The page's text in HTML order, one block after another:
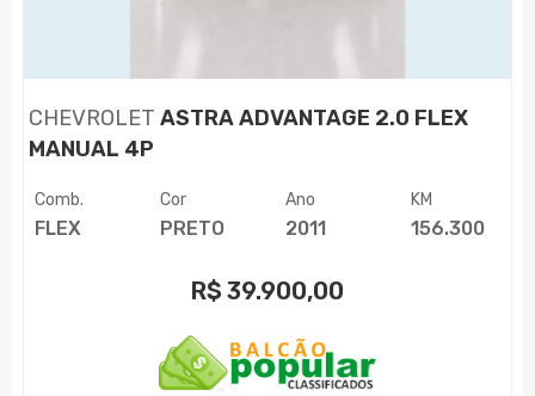
CHEVROLET ASTRA ADVANTAGE 2.0 FLEX
MANUAL 4P
Comb.
FLEX
Cor
PRETO
Ano
2011
KM
156.300
R$ 39.900,00